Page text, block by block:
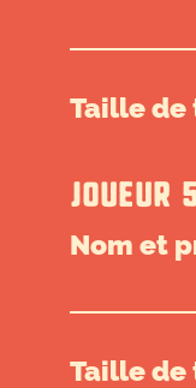
Taille
JOUEUR
Nom et
Taille